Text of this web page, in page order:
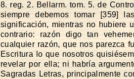
8. reg. 2. Bellarm. tom. 5. de
siempre debemos tomar [359]
significación, mientras no hubiere
contrario: razón digo tan
cualquier razón, que nos parezca
Escritura lo que nosotros
revelar por ella; ni habría
Sagradas Letras, principalmente